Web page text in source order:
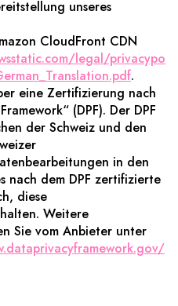
unseres
CloudFront CDN
legal/privacypo
.
eine Zertifizierung nach
(DPF). Der DPF
der Schweiz und den
in den
nach dem DPF zertifizierte
diese
Weitere
Sie vom Anbieter unter